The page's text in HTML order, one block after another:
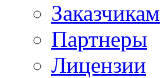
Заказчикам
Партнеры
Лицензии